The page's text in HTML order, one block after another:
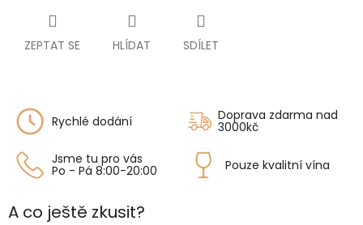
ZEPTAT SE HLÍDAT SDÍLET
Rychlé dodání Doprava zdarma nad
3000kč
Jsme tu pro vás
Po - Pá 8:00-20:00 Pouze kvalitní vína
A co ještě zkusit?